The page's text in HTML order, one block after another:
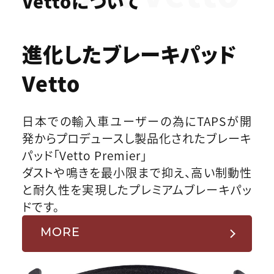
進化したブレーキパッド
Vetto
日本での輸入車ユーザーの為にTAPSが開
発からプロデュースし製品化されたブレーキ
パッド「Vetto Premier」
ダストや鳴きを最小限まで抑え、高い制動性
と耐久性を実現したプレミアムブレーキパッ
ドです。
MORE